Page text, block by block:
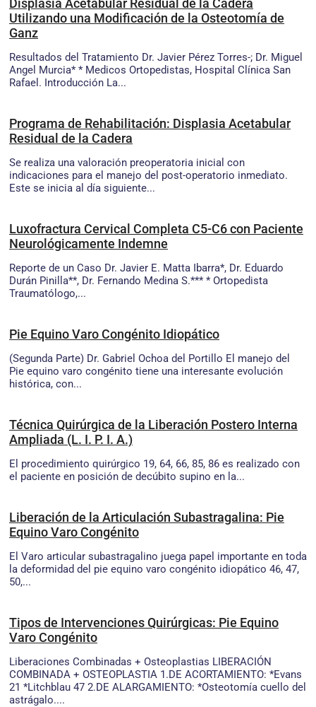
Utilizando una Modificación de la Osteotomía de
Ganz
Resultados del Tratamiento Dr. Javier Pérez Torres-; Dr. Miguel
Angel Murcia* * Medicos Ortopedistas, Hospital Clínica San
Rafael. Introducción La...
Programa de Rehabilitación: Displasia Acetabular
Residual de la Cadera
Se realiza una valoración preoperatoria inicial con
indicaciones para el manejo del post-operatorio inmediato.
Este se inicia al día siguiente...
Luxofractura Cervical Completa C5-C6 con Paciente
Neurológicamente Indemne
Reporte de un Caso Dr. Javier E. Matta Ibarra*, Dr. Eduardo
Durán Pinilla**, Dr. Fernando Medina S.*** * Ortopedista
Traumatólogo,...
Pie Equino Varo Congénito Idiopático
(Segunda Parte) Dr. Gabriel Ochoa del Portillo El manejo del
Pie equino varo congénito tiene una interesante evolución
histórica, con...
Técnica Quirúrgica de la Liberación Postero Interna
Ampliada (L. I. P. I. A.)
El procedimiento quirúrgico 19, 64, 66, 85, 86 es realizado con
el paciente en posición de decúbito supino en la...
Liberación de la Articulación Subastragalina: Pie
Equino Varo Congénito
El Varo articular subastragalino juega papel importante en toda
la deformidad del pie equino varo congénito idiopático 46, 47,
50,...
Tipos de Intervenciones Quirúrgicas: Pie Equino
Varo Congénito
Liberaciones Combinadas + Osteoplastias LIBERACIÓN
COMBINADA + OSTEOPLASTIA 1.DE ACORTAMIENTO: *Evans
21 *Litchblau 47 2.DE ALARGAMIENTO: *Osteotomía cuello del
astrágalo....